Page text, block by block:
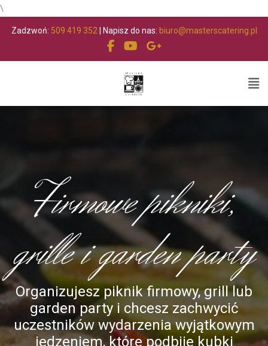
\
Zadzwoń: 509 419 352 | Napisz do nas: biuro@masterscatering.pl
Firmowe pikniki,
grille i garden party
Organizujesz piknik firmowy, grill lub
garden party i chcesz zachwycić
uczestników wydarzenia wyjątkowym
jedzeniem, które podbije kubki